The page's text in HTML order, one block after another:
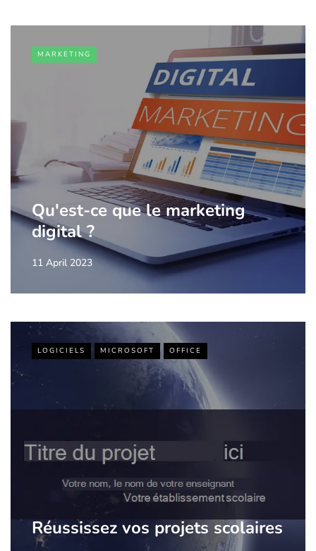
MARKETING
Qu'est-ce que le marketing
digital ?
11 April 2023
LOGICIELS MICROSOFT OFFICE
Réussissez vos projets scolaires